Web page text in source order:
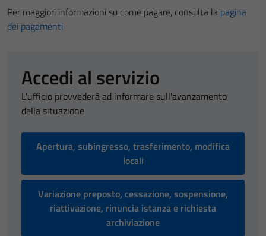
Per maggiori informazioni su come pagare, consulta la pagina
dei pagamenti
Accedi al servizio
L'ufficio provvederà ad informare sull'avanzamento
della situazione
Apertura, subingresso, trasferimento, modifica
locali
Variazione preposto, cessazione, sospensione,
riattivazione, rinuncia istanza e richiesta
archiviazione